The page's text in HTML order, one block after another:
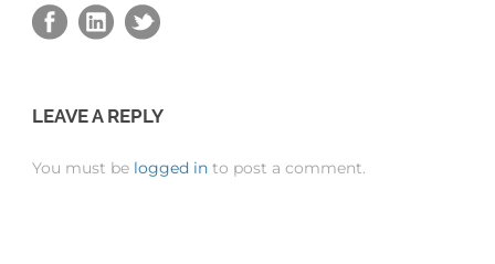
LEAVE A REPLY
You must be logged in to post a comment.